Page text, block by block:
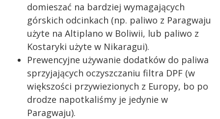
domieszać na bardziej wymagających
górskich odcinkach (np. paliwo z Paragwaju
użyte na Altiplano w Boliwii, lub paliwo z
Kostaryki użyte w Nikaragui).
Prewencyjne używanie dodatków do paliwa
sprzyjających oczyszczaniu filtra DPF (w
większości przywiezionych z Europy, bo po
drodze napotkaliśmy je jedynie w
Paragwaju).